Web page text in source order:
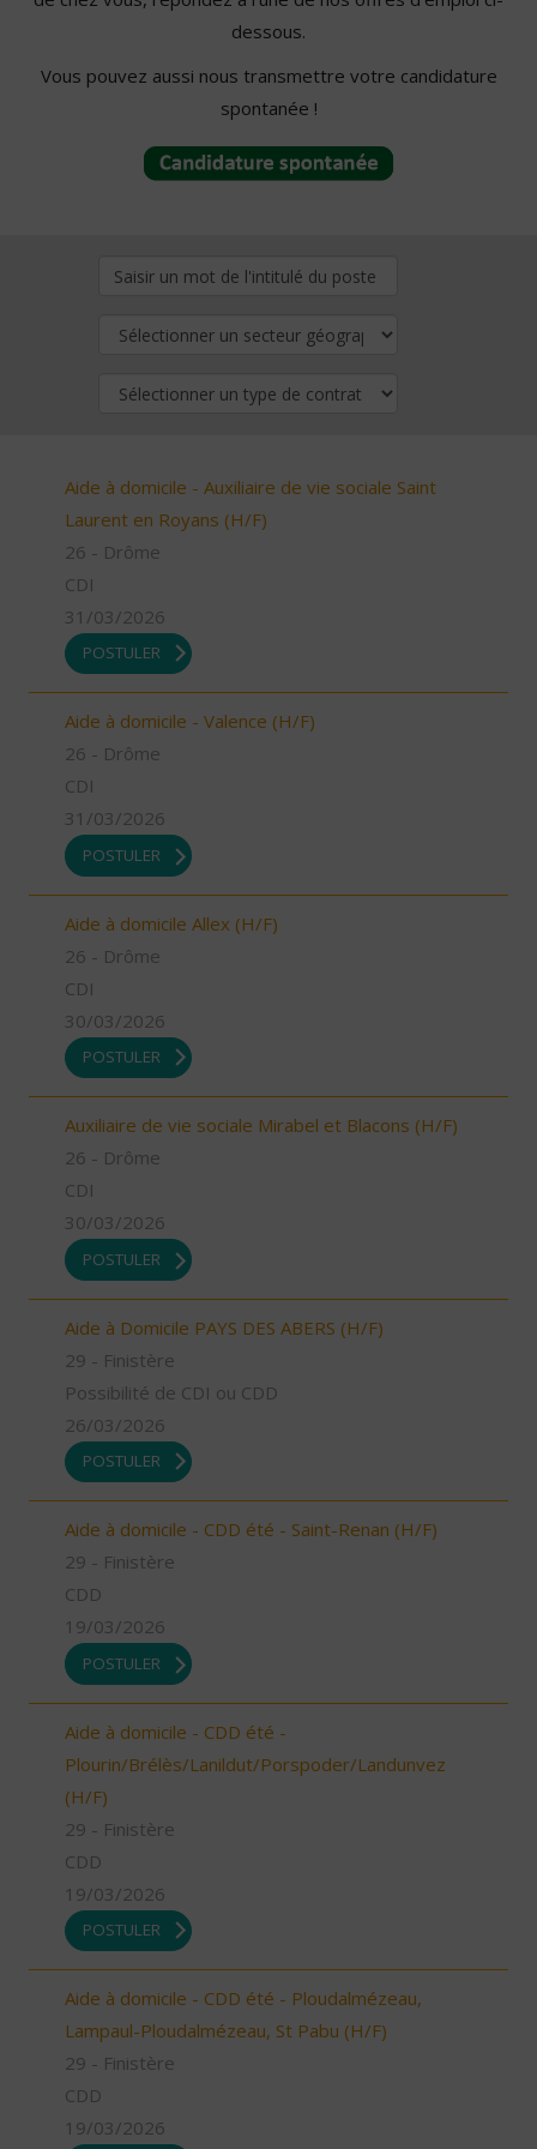
dessous.
Vous pouvez aussi nous transmettre votre candidature
spontanée !
Aide à domicile - Auxiliaire de vie sociale Saint
Laurent en Royans (H/F)
26 - Drôme
CDI
31/03/2026
POSTULER
Aide à domicile - Valence (H/F)
26 - Drôme
CDI
31/03/2026
POSTULER
Aide à domicile Allex (H/F)
26 - Drôme
CDI
30/03/2026
POSTULER
Auxiliaire de vie sociale Mirabel et Blacons (H/F)
26 - Drôme
CDI
30/03/2026
POSTULER
Aide à Domicile PAYS DES ABERS (H/F)
29 - Finistère
Possibilité de CDI ou CDD
26/03/2026
POSTULER
Aide à domicile - CDD été - Saint-Renan (H/F)
29 - Finistère
CDD
19/03/2026
POSTULER
Aide à domicile - CDD été -
Plourin/Brélès/Lanildut/Porspoder/Landunvez
(H/F)
29 - Finistère
CDD
19/03/2026
POSTULER
Aide à domicile - CDD été - Ploudalmézeau,
Lampaul-Ploudalmézeau, St Pabu (H/F)
29 - Finistère
CDD
19/03/2026